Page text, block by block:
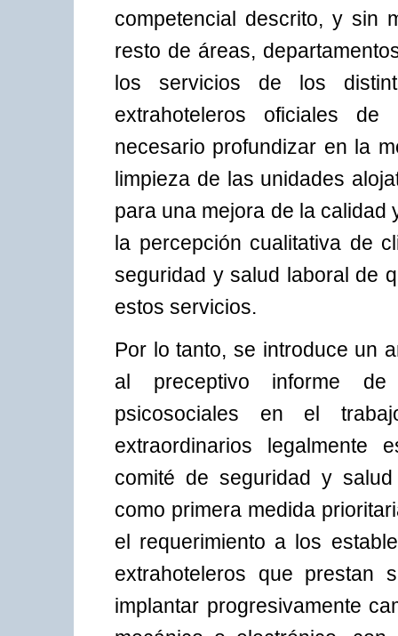
competencial descrito, y sin
resto de áreas,
los servicios de los
extrahoteleros oficiales de
necesario profundizar en la
limpieza de las unidades
para una mejora de la calidad
la percepción cualitativa de
seguridad y salud laboral de
estos servicios.
Por lo tanto, se introduce un
al preceptivo informe de
psicosociales en el
extraordinarios legalmente
comité de seguridad y
como primera medida
el requerimiento a los
extrahoteleros que prestan
implantar progresivamente